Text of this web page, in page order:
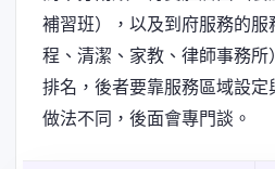
補習班），以及到府服務的
程、清潔、家教、律師事務
排名，後者要靠服務區域設
做法不同，後面會專門談。